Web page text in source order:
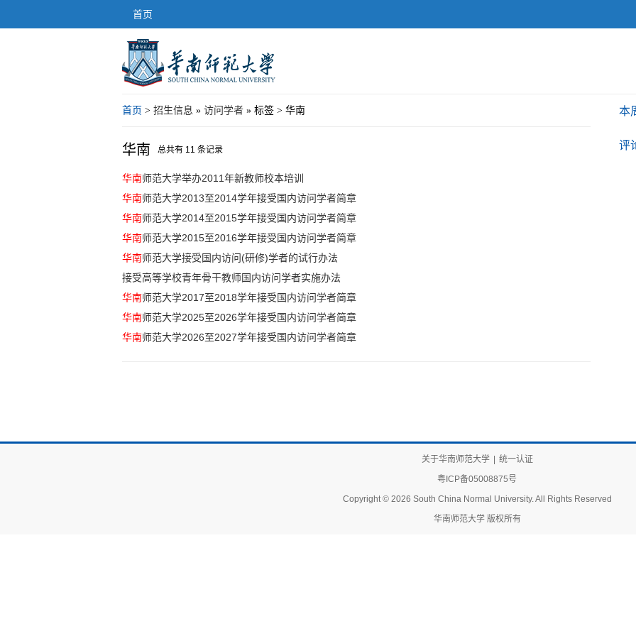
首页
首页 > 招生信息 » 访问学者 » 标签 > 华南
华南 总共有 11 条记录
华南师范大学举办2011年新教师校本培训
华南师范大学2013至2014学年接受国内访问学者简章
华南师范大学2014至2015学年接受国内访问学者简章
华南师范大学2015至2016学年接受国内访问学者简章
华南师范大学接受国内访问(研修)学者的试行办法
接受高等学校青年骨干教师国内访问学者实施办法
华南师范大学2017至2018学年接受国内访问学者简章
华南师范大学2025至2026学年接受国内访问学者简章
华南师范大学2026至2027学年接受国内访问学者简章
本
评
关于华南师范大学
统一认证
粤ICP备05008875号
Copyright © 2026 South China Normal University. All Rights Reserved
华南师范大学 版权所有